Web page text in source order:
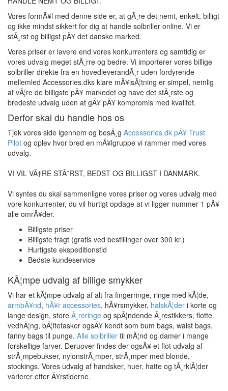
Vores formÃ¥l med denne side er, at gÃ¸re det nemt, enkelt, billigt
og ikke mindst sikkert for dig at handle solbriller online. Vi er
stÃ¸rst og billigst pÃ¥ det danske marked.
Vores priser er lavere end vores konkurrenters og samtidig er
vores udvalg meget stÃ¸rre og bedre. Vi importerer vores billige
solbriller direkte fra en hovedleverandÃ¸r uden fordyrende
mellemled Accessories.dks klare mÃ¥lsÃ¦tning er simpel, nemlig
at vÃ¦re de billigste pÃ¥ markedet og have det stÃ¸rste og
bredeste udvalg uden at gÃ¥ pÃ¥ kompromis med kvalitet.
Derfor skal duhandle hos os
Tjek vores side igennem og besÃ¸gAccessories.dk pÃ¥ Trust
Pilot og oplev hvor bred en mÃ¥lgruppe vi rammer med vores
udvalg.
vore konkurrenter, du vil hurtigt opdage at vi ligger nummer 1 pÃ¥
alle omrÃ¥der.
Billigste priser
Billigste fragt (gratis ved bestillinger over 300 kr.)
Hurtigste ekspeditionstid
Bedste kundeservice
Vi har et kÃ¦mpe udvalg af alt fra fingerringe, ringe med kÃ¦de,
armbÃ¥nd,hÃ¥r accessories, hÃ¥rsmykker,halskÃ¦deri korte og
lange design, storeÃ¸reringeog spÃ¦ndende Ã¸restikkers, flotte
vedhÃ¦ng, bÃ¦ltetasker ogsÃ¥ kendt som bum bags, waist bags,
fanny bags til punge.Alle solbrillertil mÃ¦nd og damer i mange
forskellige farver. Deruover findes der ogsÃ¥ et flot udvalg af
strÃ¸mpebukser, nylonstrÃ¸mper, strÃ¸mper med blonde,
stockings. Vores udvalg af handsker, huer, hatte og tÃ¸rklÃ¦der
varierer efter Ã¥rstiderne.